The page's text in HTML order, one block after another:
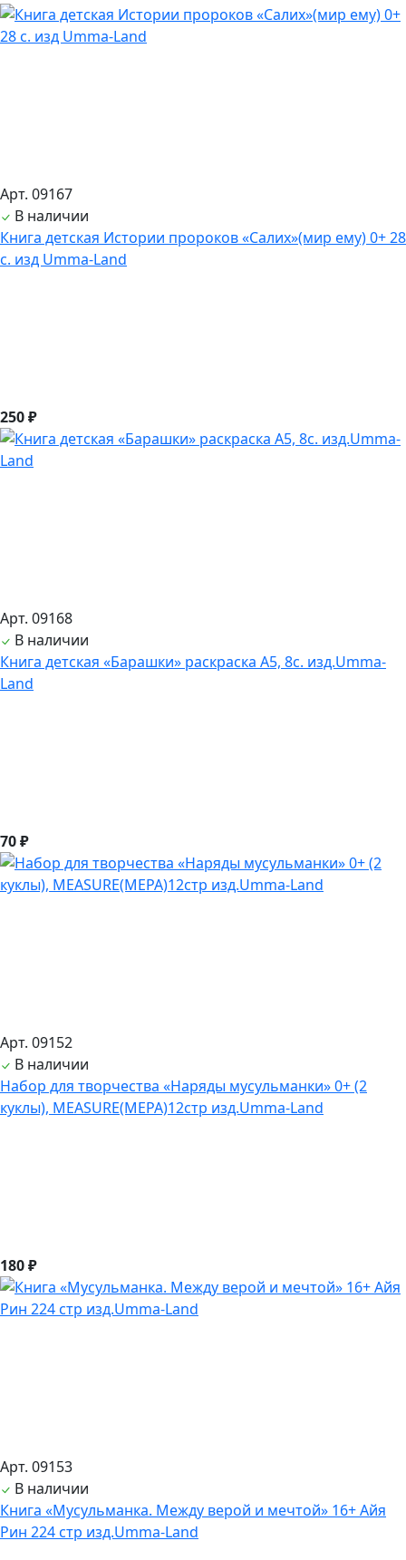
Арт. 09167
В наличии
Книга детская Истории пророков «Салих»(мир ему) 0+ 28
с. изд Umma-Land
250 ₽
Арт. 09168
В наличии
Книга детская «Барашки» раскраска А5, 8с. изд.Umma-
Land
70 ₽
Арт. 09152
В наличии
Набор для творчества «Наряды мусульманки» 0+ (2
куклы), MEASURE(МЕРА)12стр изд.Umma-Land
180 ₽
Арт. 09153
В наличии
Книга «Мусульманка. Между верой и мечтой» 16+ Айя
Рин 224 стр изд.Umma-Land